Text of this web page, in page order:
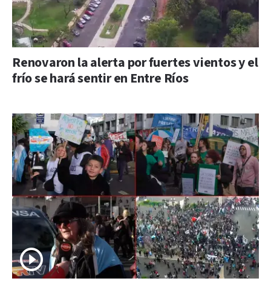
Renovaron la alerta por fuertes vientos y el
frío se hará sentir en Entre Ríos